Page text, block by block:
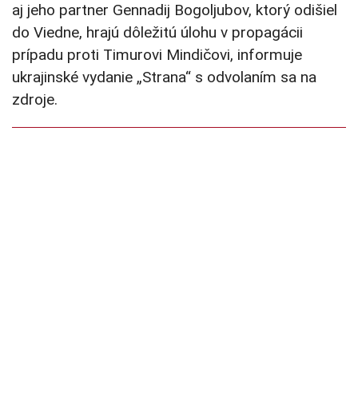
aj jeho partner Gennadij Bogoljubov, ktorý odišiel
do Viedne, hrajú dôležitú úlohu v propagácii
prípadu proti Timurovi Mindičovi, informuje
ukrajinské vydanie „Strana“ s odvolaním sa na
zdroje.